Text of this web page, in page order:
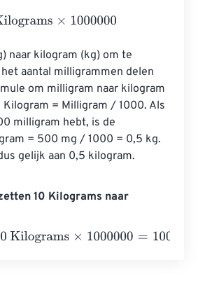
×1000000
naar kilogram (kg) om te
aantal milligrammen delen
om milligram naar kilogram
= Milligram / 1000. Als
milligram hebt, is de
= 500 mg / 1000 = 0,5 kg.
gelijk aan 0,5 kilogram.
10 Kilograms naar
×1000000=10000000